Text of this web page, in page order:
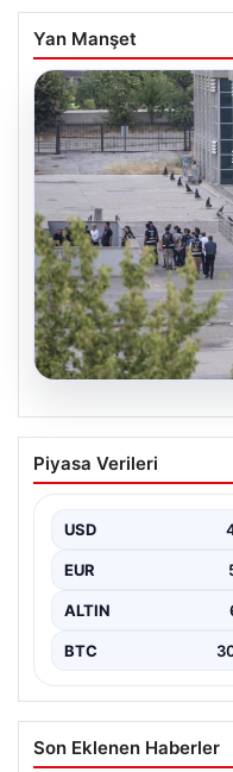
Yan Manşet
Etimesgut
Soruşturma ve
Son günlerde yayılan
seriyor. Soruşturma
Piyasa Verileri
USD
EUR
ALTIN
BTC
Son Eklenen Haberler